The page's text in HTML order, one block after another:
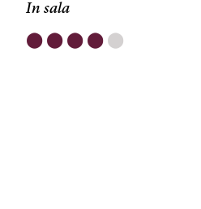
In sala
⬤ ⬤ ⬤ ⬤ ⬤